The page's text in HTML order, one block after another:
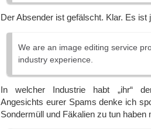
Der Absender ist gefälscht. Klar. Es ist
We are an image editing service
industry experience.
In welcher Industrie habt „ihr“
Angesichts eurer Spams denke ich
Sondermüll und Fäkalien zu tun